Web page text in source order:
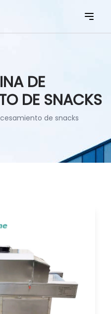
DE
DE SNACKS
de snacks